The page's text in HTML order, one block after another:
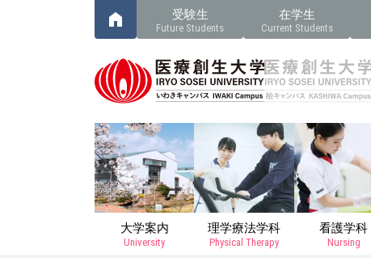
受験生
Future Students
在学生
Current Students
大学案内
University
理学療法学科
Physical Therapy
看護学科
Nursing